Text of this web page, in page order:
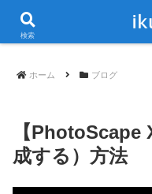
当ブログ
ホーム ブログ
【PhotoScape
成する）方法
検索